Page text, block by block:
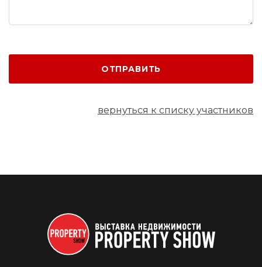
ОТПРАВИТЬ
вернуться к списку участников